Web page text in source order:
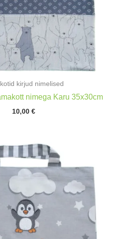
kirjud nimelised
nimega Karu 35x30cm
10,00 €